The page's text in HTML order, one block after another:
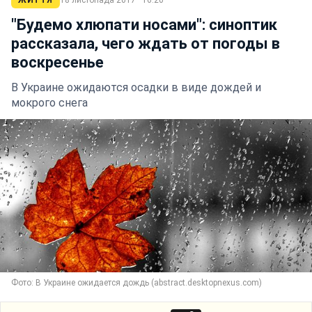
"Будемо хлюпати носами": синоптик
рассказала, чего ждать от погоды в
воскресенье
В Украине ожидаются осадки в виде дождей и
мокрого снега
Фото: В Украине ожидается дождь (abstract.desktopnexus.com)